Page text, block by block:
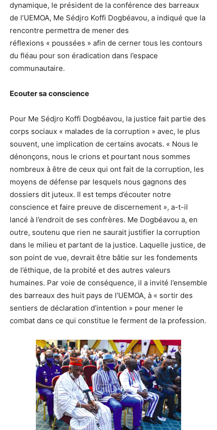
dynamique, le président de la conférence des barreaux
de l’UEMOA, Me Sédjro Koffi Dogbéavou, a indiqué que la
rencontre permettra de mener des
réflexions « poussées » afin de cerner tous les contours
du fléau pour son éradication dans l’espace
communautaire.
Ecouter sa conscience
Pour Me Sédjro Koffi Dogbéavou, la justice fait partie des
corps sociaux « malades de la corruption » avec, le plus
souvent, une implication de certains avocats. « Nous le
dénonçons, nous le crions et pourtant nous sommes
nombreux à être de ceux qui ont fait de la corruption, les
moyens de défense par lesquels nous gagnons des
dossiers dit juteux. Il est temps d’écouter notre
conscience et faire preuve de discernement », a-t-il
lancé à l’endroit de ses confrères. Me Dogbéavou a, en
outre, soutenu que rien ne saurait justifier la corruption
dans le milieu et partant de la justice. Laquelle justice, de
son point de vue, devrait être bâtie sur les fondements
de l’éthique, de la probité et des autres valeurs
humaines. Par voie de conséquence, il a invité l’ensemble
des barreaux des huit pays de l’UEMOA, à « sortir des
sentiers de déclaration d’intention » pour mener le
combat dans ce qui constitue le ferment de la profession.